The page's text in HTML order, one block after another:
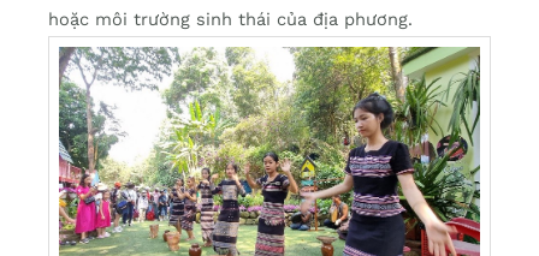
hoặc môi trường sinh thái của địa phương.